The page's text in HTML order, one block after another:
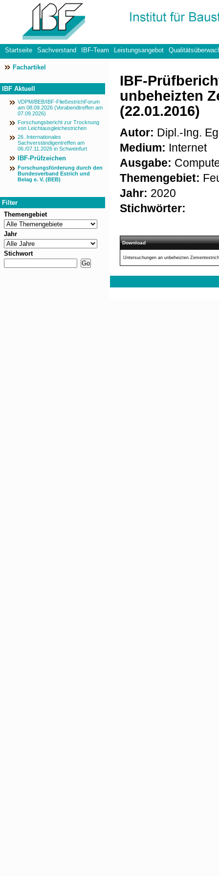
Startseite Sachverstand IBF-Team Leistungsangebot
Datenschutzerklärung
Fachartikel
IBF Aktuell
VDPM/BEB/IBF-FließestrichForum
am 08.09.2026 (Vorabendtreffen am
07.09.2026)
Forschungsbericht zur Trocknung
von Leichtausgleichestrichen
26. Internationales
Sachverständigentreffen am
06./07.11.2026 in Schweinfurt
IBF-Prüfzeichen
Forschungsförderung durch den
Bundesverband Estrich und
Belag e. V. (BEB)
Filter
Themengebiet
Jahr
Stichwort
IBF-
unbeheizten
(22.01.2016)
Autor: Dipl.-Ing.
Medium: Internet
Ausgabe:
Themengebiet:
Jahr: 2020
Stichwörter:
Download
Untersuchungen an unbeheizten